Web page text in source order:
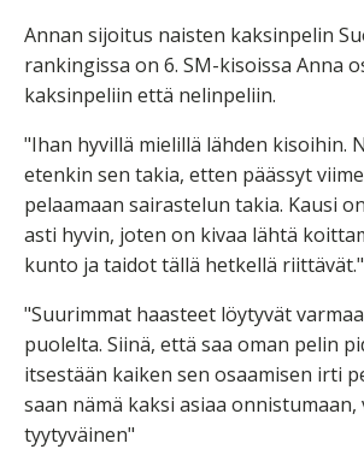
Annan sijoitus naisten kaksinpelin
rankingissa on 6. SM-kisoissa Anna
kaksinpeliin että nelinpeliin.
"Ihan hyvillä mielillä lähden kisoihin.
etenkin sen takia, etten päässyt
pelaamaan sairastelun takia. Kausi
asti hyvin, joten on kivaa lähtä
kunto ja taidot tällä hetkellä riittävät."
"Suurimmat haasteet löytyvät
puolelta. Siinä, että saa oman pelin
itsestään kaiken sen osaamisen irti
saan nämä kaksi asiaa onnistumaan,
tyytyväinen"